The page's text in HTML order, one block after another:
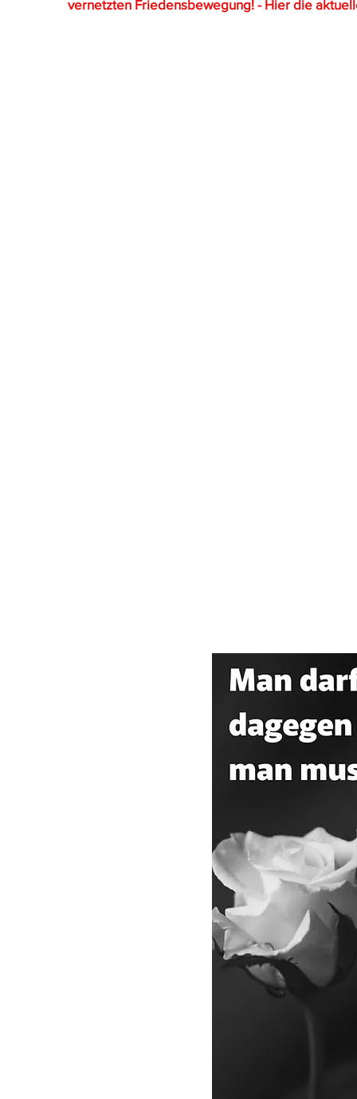
vernetzten Friedensbewegung! - Hier die